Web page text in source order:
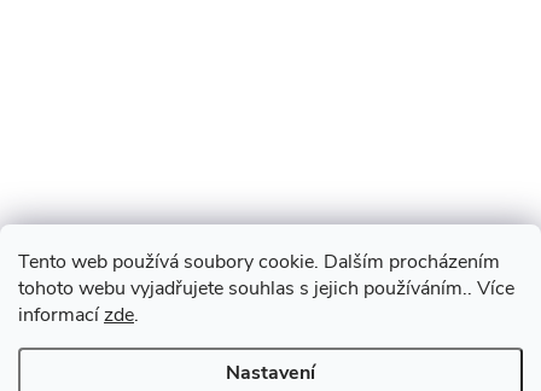
Tento web používá soubory cookie. Dalším procházením
tohoto webu vyjadřujete souhlas s jejich používáním.. Více
informacízde.
Nastavení